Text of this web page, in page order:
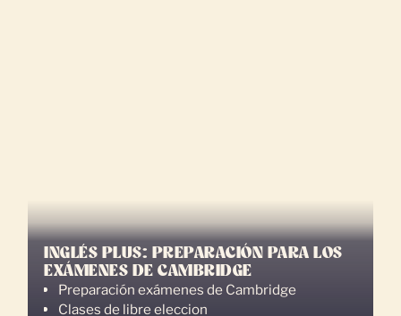
INGLÉS PLUS: PREPARACIÓN PARA LOS
EXÁMENES DE CAMBRIDGE
Preparación exámenes de Cambridge
Clases de libre eleccion